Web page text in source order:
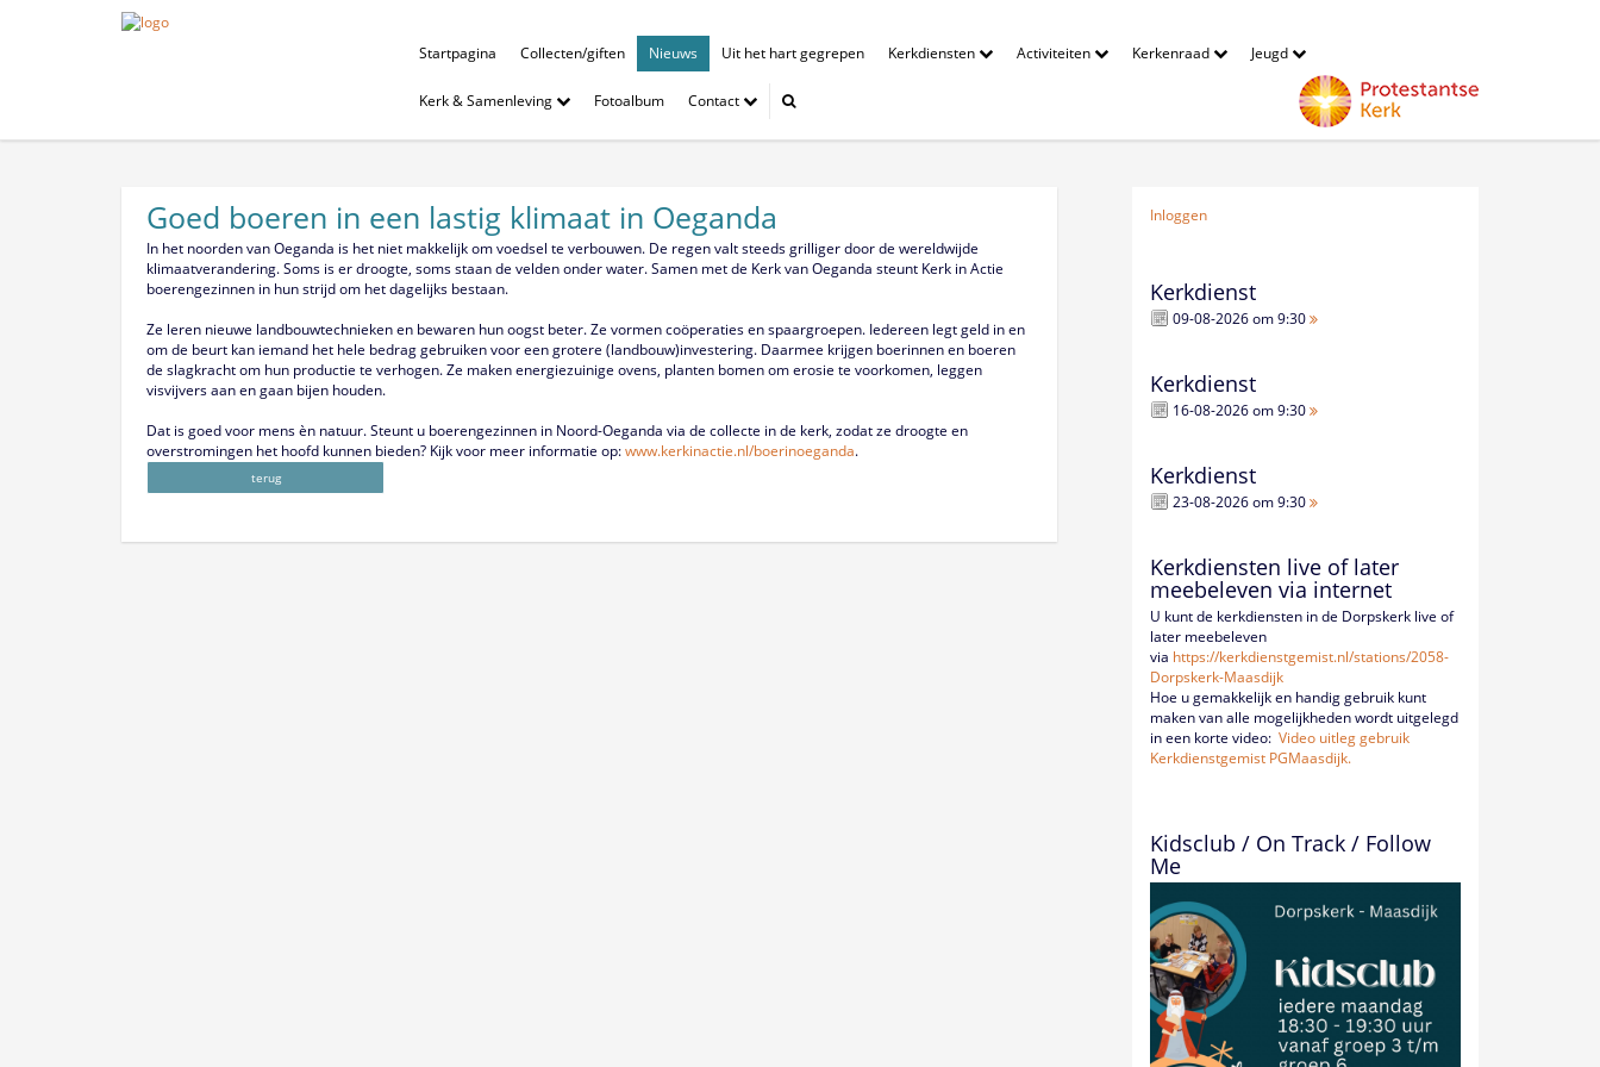
Startpagina Collecten/giften Nieuws Uit het hart gegrepen Kerkdiensten Activiteiten Kerkenraad Jeugd
Kerk & Samenleving Fotoalbum Contact
Goed boeren in een lastig klimaat in Oeganda
In het noorden van Oeganda is het niet makkelijk om voedsel te verbouwen. De regen valt steeds grilliger door de wereldwijde
klimaatverandering. Soms is er droogte, soms staan de velden onder water. Samen met de Kerk van Oeganda steunt Kerk in Actie
boerengezinnen in hun strijd om het dagelijks bestaan.
Ze leren nieuwe landbouwtechnieken en bewaren hun oogst beter. Ze vormen coöperaties en spaargroepen. Iedereen legt geld in en
om de beurt kan iemand het hele bedrag gebruiken voor een grotere (landbouw)investering. Daarmee krijgen boerinnen en boeren
de slagkracht om hun productie te verhogen. Ze maken energiezuinige ovens, planten bomen om erosie te voorkomen, leggen
visvijvers aan en gaan bijen houden.
Dat is goed voor mens èn natuur. Steunt u boerengezinnen in Noord-Oeganda via de collecte in de kerk, zodat ze droogte en
overstromingen het hoofd kunnen bieden? Kijk voor meer informatie op:www.kerkinactie.nl/boerinoeganda.
terug
Inloggen
Kerkdienst
09-08-2026 om 9:30
Kerkdienst
16-08-2026 om 9:30
Kerkdienst
23-08-2026 om 9:30
Kerkdiensten live of later
meebeleven via internet
U kunt de kerkdiensten in de Dorpskerk live of
later meebeleven
via https://kerkdienstgemist.nl/stations/2058-
Dorpskerk-Maasdijk
Hoe u gemakkelijk en handig gebruik kunt
maken van alle mogelijkheden wordt uitgelegd
in een korte video:Video uitleg gebruik
Kerkdienstgemist PGMaasdijk.
Kidsclub / On Track / Follow
Me